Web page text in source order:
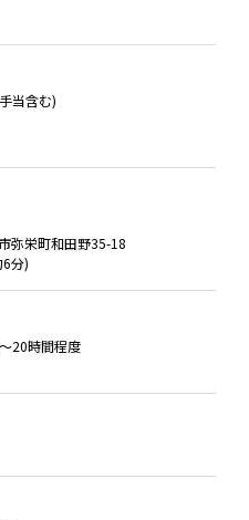
当含む)
弥栄町和田野35-18
分)
20時間程度